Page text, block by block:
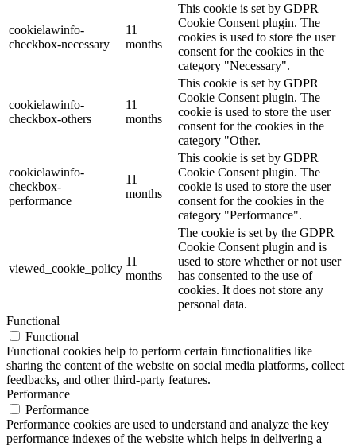
cookielawinfo-
checkbox-necessary
11
months
This cookie is set by GDPR
Cookie Consent plugin. The
cookies is used to store the user
consent for the cookies in the
category "Necessary".
cookielawinfo-
checkbox-others
11
months
This cookie is set by GDPR
Cookie Consent plugin. The
cookie is used to store the user
consent for the cookies in the
category "Other.
cookielawinfo-
checkbox-
performance
11
months
This cookie is set by GDPR
Cookie Consent plugin. The
cookie is used to store the user
consent for the cookies in the
category "Performance".
viewed_cookie_policy
11
months
The cookie is set by the GDPR
Cookie Consent plugin and is
used to store whether or not user
has consented to the use of
cookies. It does not store any
personal data.
Functional
Functional
Functional cookies help to perform certain functionalities like
sharing the content of the website on social media platforms, collect
feedbacks, and other third-party features.
Performance
Performance
Performance cookies are used to understand and analyze the key
performance indexes of the website which helps in delivering a